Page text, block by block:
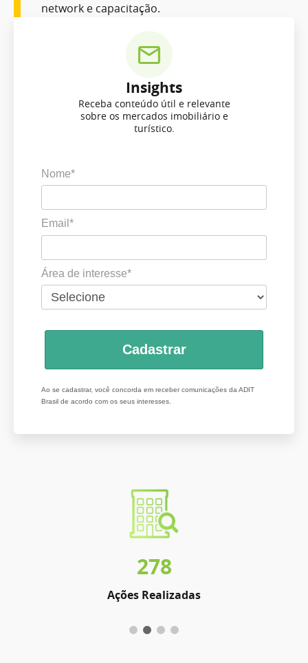
network e capacitação.
Insights
Receba conteúdo útil e relevante
sobre os mercados imobiliário e
turístico.
Nome*
Email*
Área de interesse*
Cadastrar
Ao se cadastrar, você concorda em receber comunicações da ADIT
Brasil de acordo com os seus interesses.
278
Ações Realizadas